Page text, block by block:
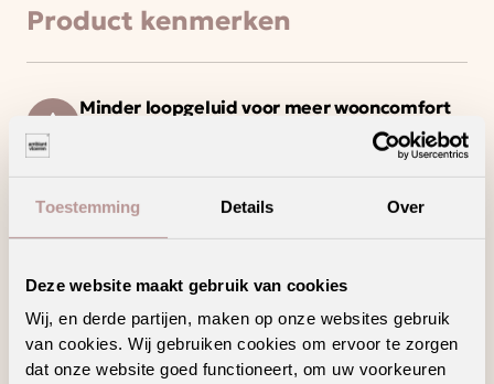
Toestemming Details Over
Deze website maakt gebruik van cookies
Wij, en derde partijen, maken op onze websites gebruik
van cookies. Wij gebruiken cookies om ervoor te zorgen
dat onze website goed functioneert, om uw voorkeuren
Product kenmerken
Minder loopgeluid voor meer wooncomfort
Draagt bij aan een gezonder binnenklimaat
Laagpolig tapijt met een strakke en moderne
uitstraling
in hetzelfde decor